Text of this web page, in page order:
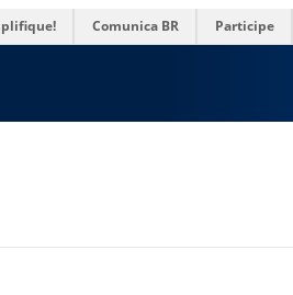
Comunica BR Participe